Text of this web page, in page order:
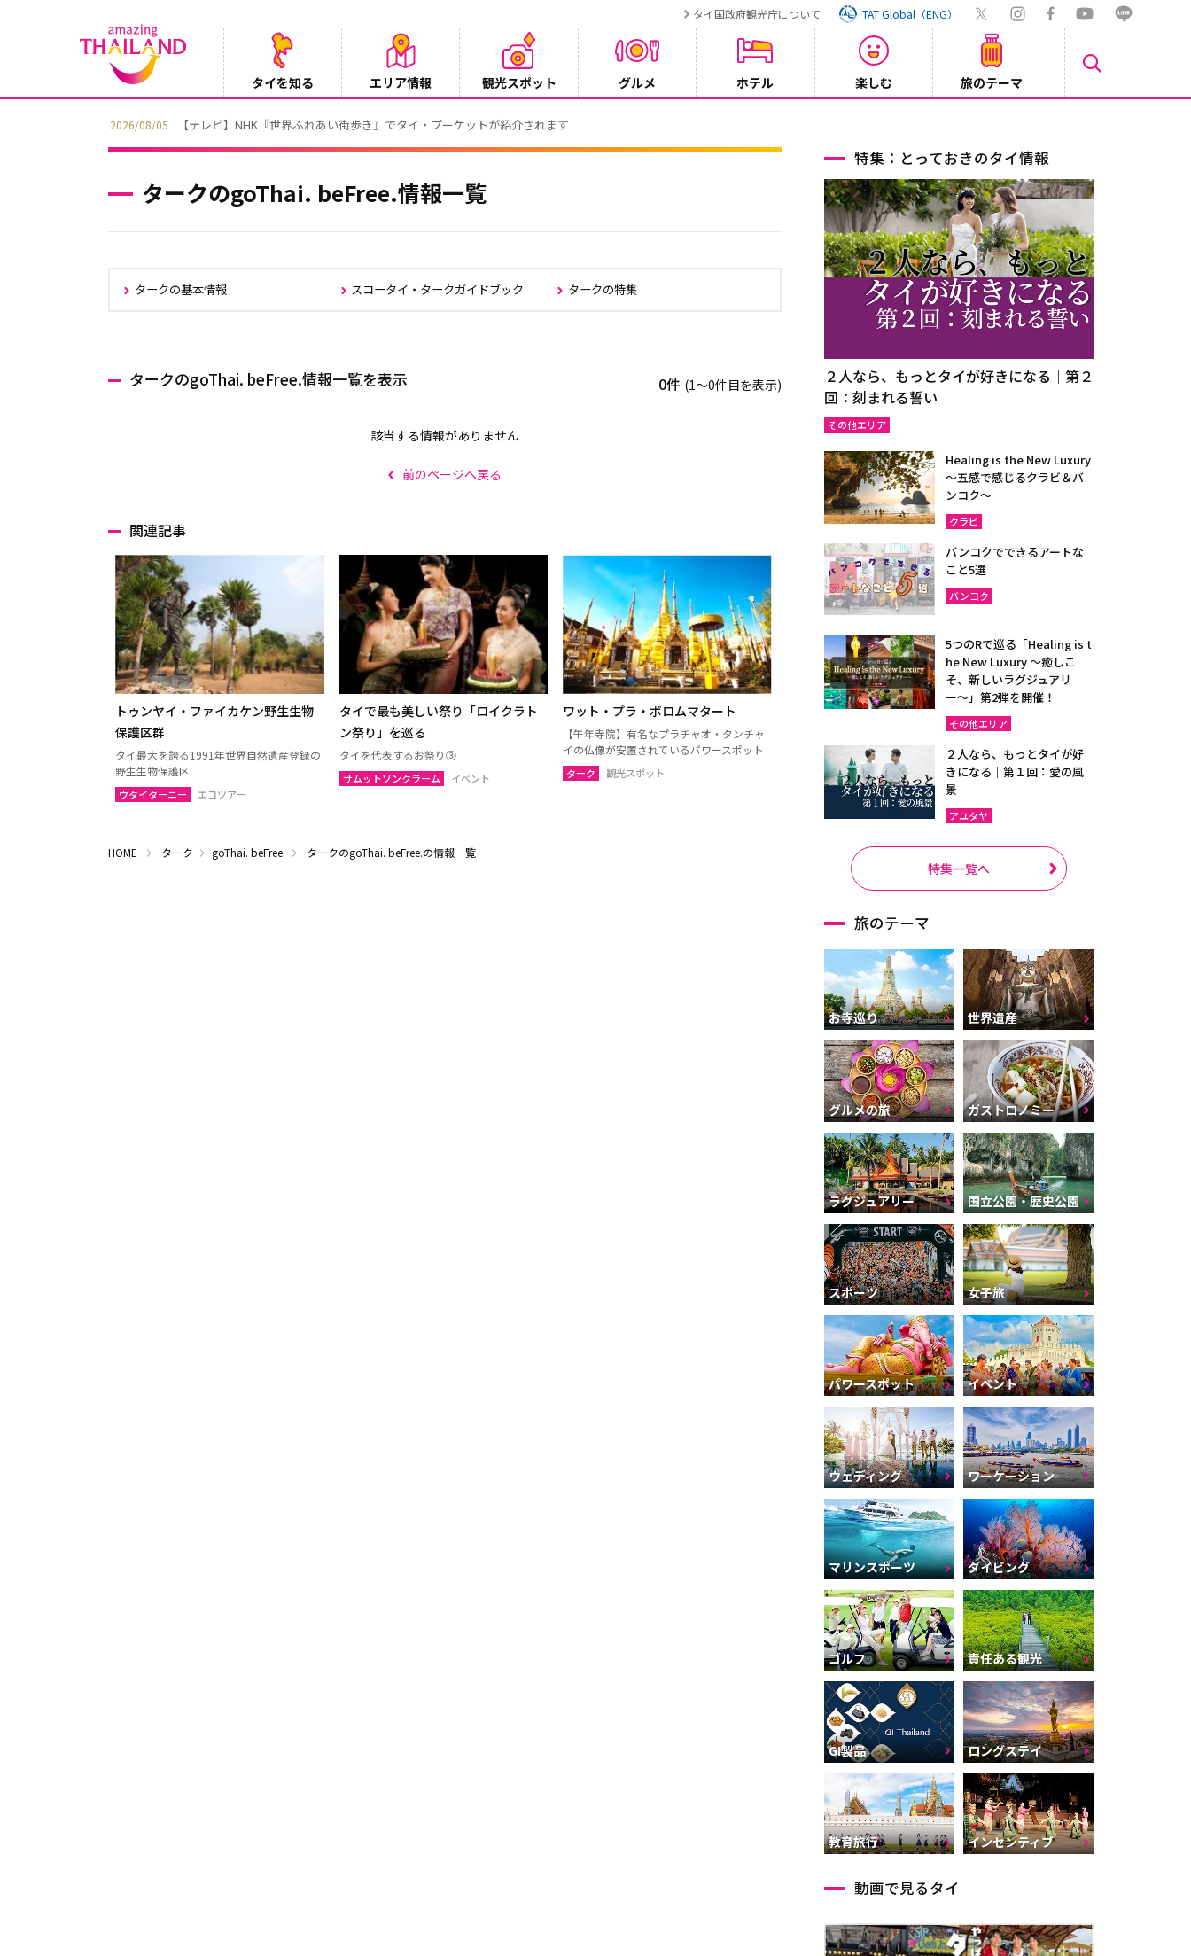
タイ国政府観光庁について TAT Global（ENG）
タイを知る エリア情報 観光スポット グルメ ホテル 楽しむ 旅のテーマ
2026/08/05 【テレビ】NHK『世界ふれあい街歩き』でタイ・プーケットが紹介されます
タークのgoThai. beFree.情報一覧
タークの基本情報 スコータイ・タークガイドブック タークの特集
タークのgoThai. beFree.情報一覧を表示 0件 (1〜0件目を表示)
該当する情報がありません
前のページへ戻る
関連記事
トゥンヤイ・ファイカケン野生生物
保護区群
タイ最大を誇る1991年世界自然遺産登録の
野生生物保護区
ウタイターニー エコツアー
タイで最も美しい祭り「ロイクラト
ン祭り」を巡る
タイを代表するお祭り③
サムットソンクラーム イベント
ワット・プラ・ボロムマタート
【午年寺院】有名なプラチャオ・タンチャ
イの仏像が安置されているパワースポット
ターク 観光スポット
HOME ターク goThai. beFree. タークのgoThai. beFree.の情報一覧
特集：とっておきのタイ情報
２人なら、もっとタイが好きになる｜第２
回：刻まれる誓い
その他エリア
Healing is the New Luxury
～五感で感じるクラビ＆バ
ンコク～
クラビ
バンコクでできるアートな
こと5選
バンコク
5つのRで巡る「Healing is t
he New Luxury ～癒しこ
そ、新しいラグジュアリ
ー〜」第2弾を開催！
その他エリア
２人なら、もっとタイが好
きになる｜第１回：愛の風
景
アユタヤ
特集一覧へ
旅のテーマ
お寺巡り 世界遺産
グルメの旅 ガストロノミー
ラグジュアリー 国立公園・歴史公園
スポーツ 女子旅
パワースポット イベント
ウェディング ワーケーション
マリンスポーツ ダイビング
ゴルフ 責任ある観光
GI製品 ロングステイ
教育旅行 インセンティブ
動画で見るタイ